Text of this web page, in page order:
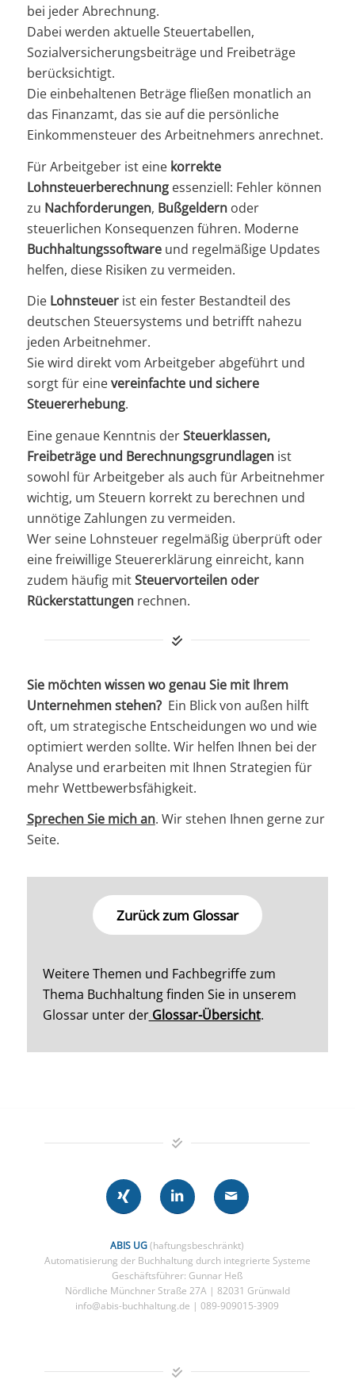
bei jeder Abrechnung.
Dabei werden aktuelle Steuertabellen,
Sozialversicherungsbeiträge und Freibeträge
berücksichtigt.
Die einbehaltenen Beträge fließen monatlich an
das Finanzamt, das sie auf die persönliche
Einkommensteuer des Arbeitnehmers anrechnet.
Für Arbeitgeber ist eine korrekte
Lohnsteuerberechnungessenziell: Fehler können
zu Nachforderungen, Bußgeldernoder
steuerlichen Konsequenzen führen. Moderne
Buchhaltungssoftwareund regelmäßige Updates
helfen, diese Risiken zu vermeiden.
Die Lohnsteuerist ein fester Bestandteil des
deutschen Steuersystems und betrifft nahezu
jeden Arbeitnehmer.
Sie wird direkt vom Arbeitgeber abgeführt und
sorgt für einevereinfachte und sichere
Steuererhebung.
Eine genaue Kenntnis derSteuerklassen,
Freibeträge und Berechnungsgrundlagenist
sowohl für Arbeitgeber als auch für Arbeitnehmer
wichtig, um Steuern korrekt zu berechnen und
unnötige Zahlungen zu vermeiden.
Wer seine Lohnsteuer regelmäßig überprüft oder
eine freiwillige Steuererklärung einreicht, kann
zudem häufig mitSteuervorteilen oder
Rückerstattungenrechnen.
Sie möchten wissen wo genau Sie mit Ihrem
Unternehmen stehen? Ein Blick von außen hilft
oft, um strategische Entscheidungen wo und wie
optimiert werden sollte. Wir helfen Ihnen bei der
Analyse und erarbeiten mit Ihnen Strategien für
mehr Wettbewerbsfähigkeit.
Sprechen Sie mich an. Wir stehen Ihnen gerne zur
Seite.
Zurück zum Glossar
Weitere Themen und Fachbegriffe zum
Thema Buchhaltung finden Sie in unserem
Glossar unter derGlossar-Übersicht.
ABIS UG(haftungsbeschränkt)
Automatisierung der Buchhaltung durch integrierte Systeme
Geschäftsführer: Gunnar Heß
Nördliche Münchner Straße 27A | 82031 Grünwald
info@abis-buchhaltung.de | 089-909015-3909